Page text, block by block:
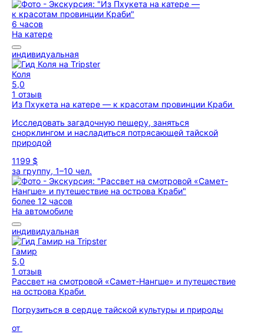
6 часов
На катере
индивидуальная
Коля
5,0
1 отзыв
Из Пхукета на катере — к красотам провинции Краби
Исследовать загадочную пещеру, заняться
снорклингом и насладиться потрясающей тайской
природой
1199 $
за группу, 1–10 чел.
более 12 часов
На автомобиле
индивидуальная
Гамир
5,0
1 отзыв
Рассвет на смотровой «Самет-Нангше» и путешествие
на острова Краби
Погрузиться в сердце тайской культуры и природы
от